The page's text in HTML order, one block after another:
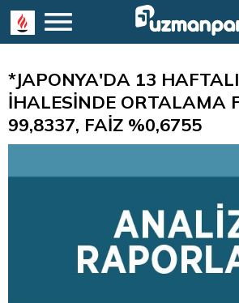
*JAPONYA'DA 13
İHALESİNDE ORTALAMA
99,8337, FAİZ %0,6755